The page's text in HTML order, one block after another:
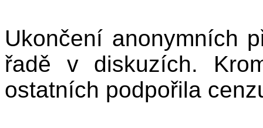
Ukončení anonymních
řadě v diskuzích.
ostatních podpořila